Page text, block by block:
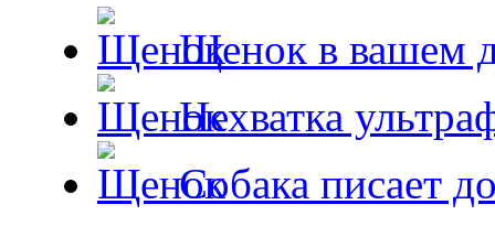
Щенок в вашем
Нехватка
Собака писает